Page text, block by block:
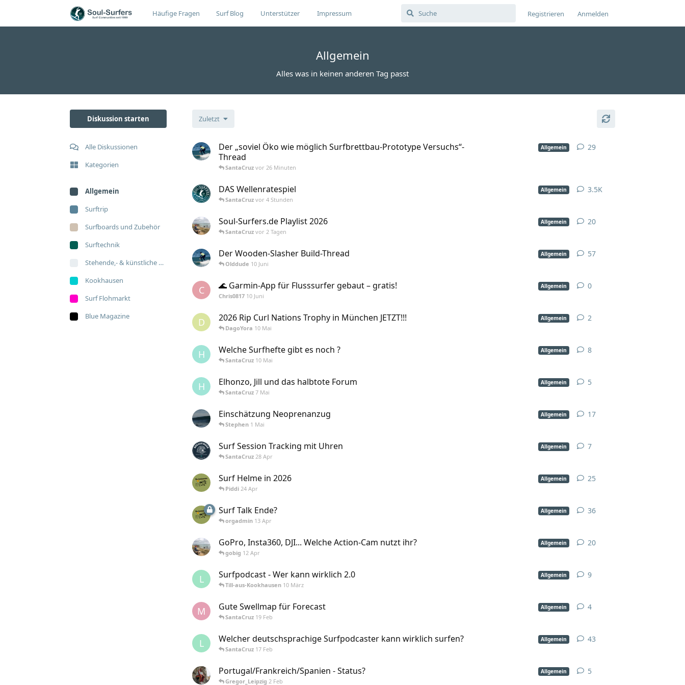
Häufige Fragen Surf Blog Unterstützer Impressum Registrieren Anmelden
Allgemein
Alles was in keinen anderen Tag passt
Diskussion starten
Alle Diskussionen
Kategorien
Allgemein
Surftrip
Surfboards und Zubehör
Surftechnik
Stehende,- & künstliche Wellen
Kookhausen
Surf Flohmarkt
Blue Magazine
Zuletzt
Der „soviel Öko wie möglich Surfbrettbau-Prototype Versuchs“-
Thread
Allgemein
SantaCruz vor 26 Minuten
29
DAS Wellenratespiel Allgemein
SantaCruz vor 4 Stunden
3.5K
Soul-Surfers.de Playlist 2026 Allgemein
SantaCruz vor 2 Tagen
20
Der Wooden-Slasher Build-Thread Allgemein
Olddude 10 Juni
57
C 🌊 Garmin-App für Flusssurfer gebaut – gratis! Allgemein
Chris0817 10 Juni
0
D 2026 Rip Curl Nations Trophy in München JETZT!!! Allgemein
DagoYora 10 Mai
2
H Welche Surfhefte gibt es noch ? Allgemein
SantaCruz 10 Mai
8
H Elhonzo, Jill und das halbtote Forum Allgemein
SantaCruz 7 Mai
5
Einschätzung Neoprenanzug Allgemein
Stephen 1 Mai
17
Surf Session Tracking mit Uhren Allgemein
SantaCruz 28 Apr
7
Surf Helme in 2026 Allgemein
Piddi 24 Apr
25
Surf Talk Ende? Allgemein
orgadmin 13 Apr
36
GoPro, Insta360, DJI... Welche Action-Cam nutzt ihr? Allgemein
gobig 12 Apr
20
L Surfpodcast - Wer kann wirklich 2.0 Allgemein
Till-aus-Kookhausen 10 März
9
M Gute Swellmap für Forecast Allgemein
SantaCruz 19 Feb
4
L Welcher deutschsprachige Surfpodcaster kann wirklich surfen? Allgemein
SantaCruz 17 Feb
43
Portugal/Frankreich/Spanien - Status? Allgemein
Gregor_Leipzig 2 Feb
5